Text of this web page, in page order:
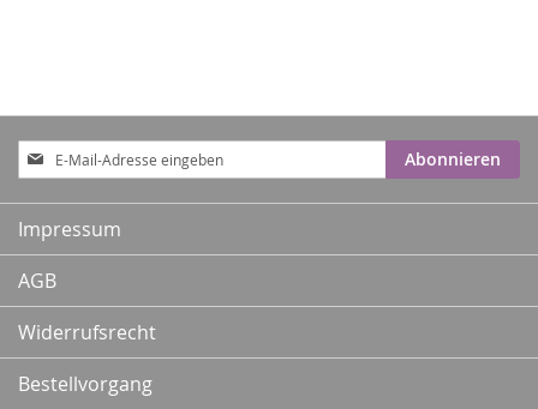
Anmeldung
zum
Newsletter:
Abonnieren
Impressum
AGB
Widerrufsrecht
Bestellvorgang